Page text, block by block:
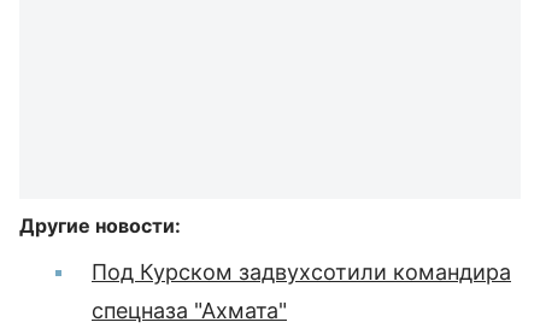
Другие новости:
Под Курском задвухсотили командира
спецназа "Ахмата"